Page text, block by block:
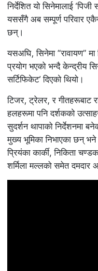
निर्देशित यो सिनेमालाई
यससँगै अब सम्पूर्ण परिवार
छन्।
यसअघि, सिनेमा “रावायण”
प्रयोग भएको भन्दै केन्द्रीय
सर्टिफिकेट’ दिएको थियो।
टिजर, ट्रेलर, र गीतहरूबाट
हलहरूमा पनि दर्शकको
सुदर्शन थापाको निर्देशनमा
मुख्य भूमिका निभाएका छन्
प्रियंका कार्की, निकिता
शर्मिला मल्लको समेत दमदार